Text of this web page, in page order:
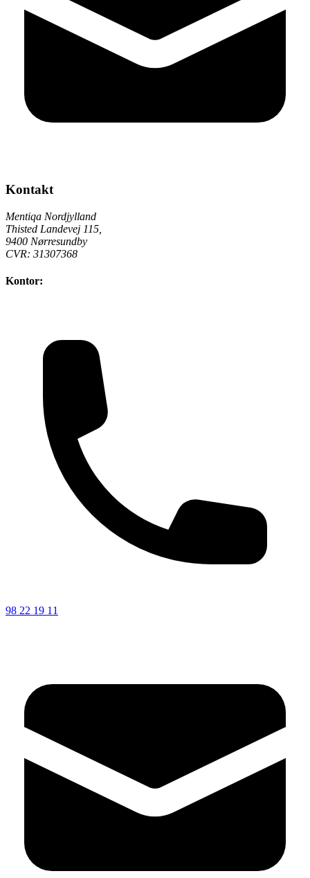
Kontakt
Mentiqa Nordjylland
Thisted Landevej 115
9400 Nørresundby
CVR: 31307368
Kontor:
98 22 19 11